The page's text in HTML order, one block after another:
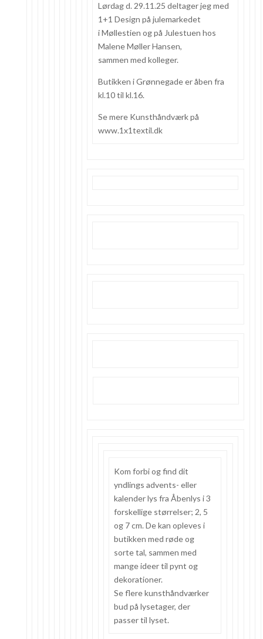
Lørdag d. 29.11.25 deltager jeg med
1+1 Design på julemarkedet
i Møllestien og på Julestuen hos
Malene Møller Hansen,
sammen med kolleger.
Butikken i Grønnegade er åben fra
kl.10 til kl.16.
Se mere Kunsthåndværk på
www.1x1textil.dk
Kom forbi og find dit
yndlings advents- eller
kalender lys fra Åbenlys i 3
forskellige størrelser; 2, 5
og 7 cm. De kan opleves i
butikken med røde og
sorte tal, sammen med
mange ideer til pynt og
dekorationer.
Se flere kunsthåndværker
bud på lysetager, der
passer til lyset.